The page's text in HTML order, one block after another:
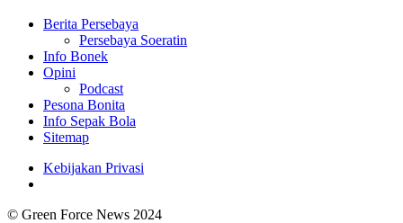
Berita Persebaya
Persebaya Soeratin
Info Bonek
Opini
Podcast
Pesona Bonita
Info Sepak Bola
Sitemap
Kebijakan Privasi
© Green Force News 2024